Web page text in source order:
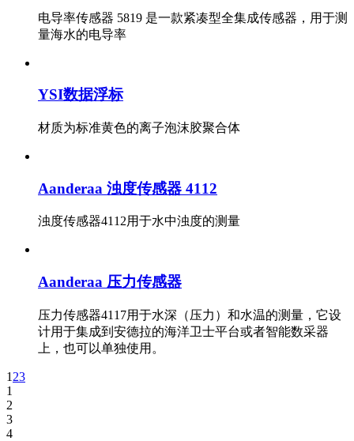
电导率传感器 5819 是一款紧凑型全集成传感器，用于测
量海水的电导率
YSI数据浮标
材质为标准黄色的离子泡沫胶聚合体
Aanderaa 浊度传感器 4112
浊度传感器4112用于水中浊度的测量
Aanderaa 压力传感器
压力传感器4117用于水深（压力）和水温的测量，它设
计用于集成到安德拉的海洋卫士平台或者智能数采器
上，也可以单独使用。
1 23
1
2
3
4